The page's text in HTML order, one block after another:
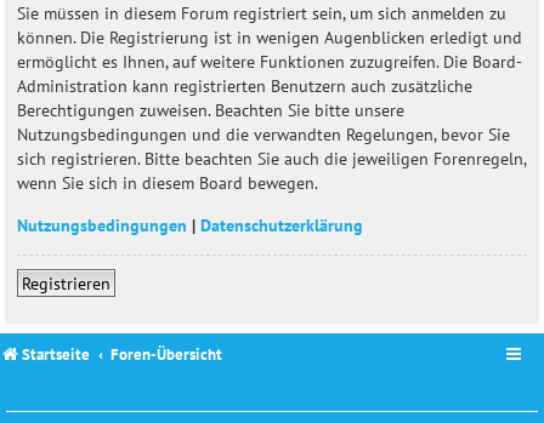
Sie müssen in diesem Forum registriert sein, um sich anmelden zu
können. Die Registrierung ist in wenigen Augenblicken erledigt und
ermöglicht es Ihnen, auf weitere Funktionen zuzugreifen. Die Board-
Administration kann registrierten Benutzern auch zusätzliche
Berechtigungen zuweisen. Beachten Sie bitte unsere
Nutzungsbedingungen und die verwandten Regelungen, bevor Sie
sich registrieren. Bitte beachten Sie auch die jeweiligen Forenregeln,
wenn Sie sich in diesem Board bewegen.
Nutzungsbedingungen | Datenschutzerklärung
Registrieren
Startseite Foren-Übersicht